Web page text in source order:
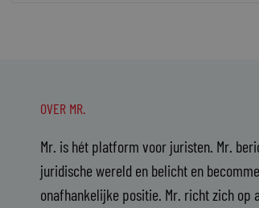
OVER MR.
Mr. is hét platform voor juristen. Mr.
juridische wereld en belicht en
onafhankelijke positie. Mr. richt zich op